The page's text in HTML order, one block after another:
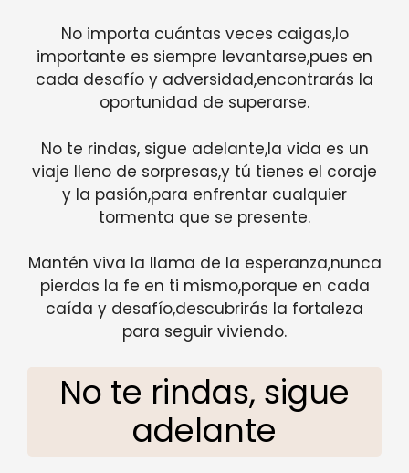
No importa cuántas veces caigas,lo
importante es siempre levantarse,pues en
cada desafío y adversidad,encontrarás la
oportunidad de superarse.
No te rindas, sigue adelante,la vida es un
viaje lleno de sorpresas,y tú tienes el coraje
y la pasión,para enfrentar cualquier
tormenta que se presente.
Mantén viva la llama de la esperanza,nunca
pierdas la fe en ti mismo,porque en cada
caída y desafío,descubrirás la fortaleza
para seguir viviendo.
No te rindas, sigue
adelante